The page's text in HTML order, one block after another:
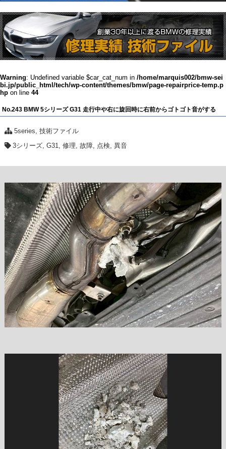
Warning: Undefined variable $car_cat_num in /home/marquis002/bmw-sei
bi.jp/public_html/tech/wp-content/themes/bmw/page-repairprice-temp.p
hp on line 44
No.243 BMW 5シリーズ G31 走行中や右に旋回時に右前からゴトゴト音がする
5series ,技術ファイル
3シリーズ,G31,修理,故障, 点検,異音